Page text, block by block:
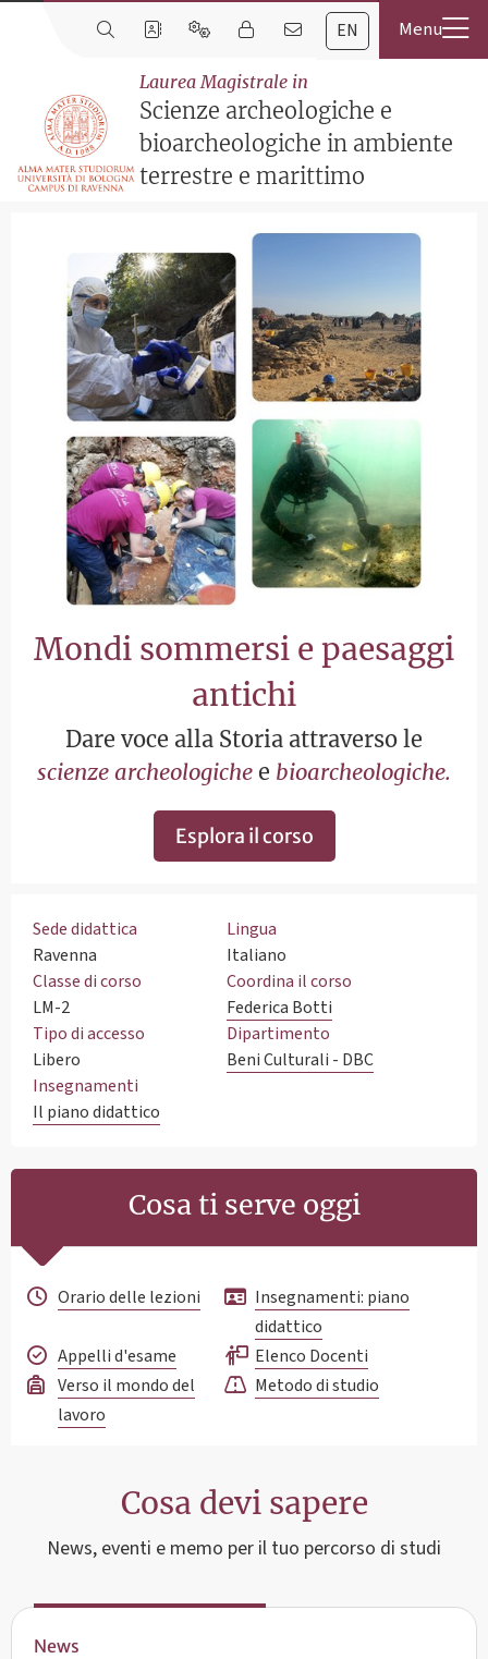
EN
Laurea Magistrale in
Scienze archeologiche e
bioarcheologiche in ambiente
terrestre e marittimo
Mondi sommersi e paesaggi
antichi
Dare voce alla Storia attraverso le
scienze archeologiche e bioarcheologiche.
Esplora il corso
Sede didattica
Ravenna
Lingua
Italiano
Classe di corso
LM-2
Coordina il corso
Federica Botti
Tipo di accesso
Libero
Dipartimento
Beni Culturali - DBC
Insegnamenti
Il piano didattico
Cosa ti serve oggi
Orario delle lezioni
Insegnamenti: piano
didattico
Appelli d'esame
Elenco Docenti
Verso il mondo del
lavoro
Metodo di studio
Cosa devi sapere
News, eventi e memo per il tuo percorso di studi
News